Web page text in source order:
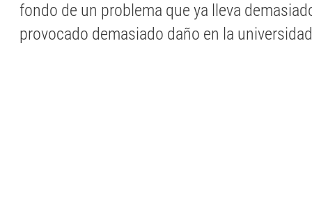
fondo de un problema que ya lleva
provocado demasiado daño en la